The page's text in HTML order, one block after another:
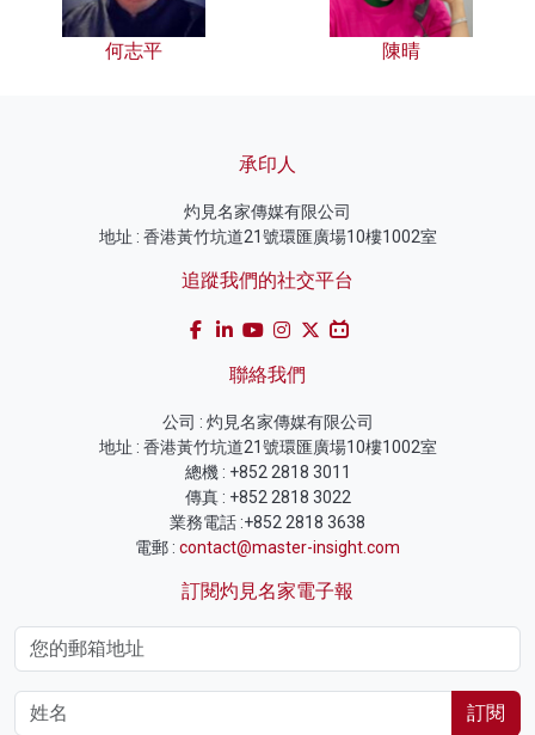
何志平 陳晴
承印人
灼見名家傳媒有限公司
地址 : 香港黃竹坑道21號環匯廣場10樓1002室
追蹤我們的社交平台
聯絡我們
公司 : 灼見名家傳媒有限公司
地址 : 香港黃竹坑道21號環匯廣場10樓1002室
總機 : +852 2818 3011
傳真 : +852 2818 3022
業務電話 :+852 2818 3638
電郵 : contact@master-insight.com
訂閱灼見名家電子報
訂閱